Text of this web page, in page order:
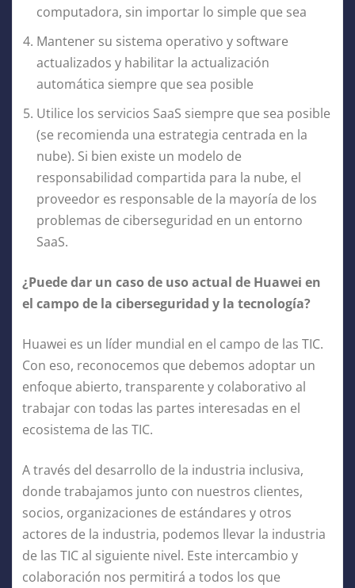
computadora, sin importar lo simple que sea
Mantener su sistema operativo y software
actualizados y habilitar la actualización
automática siempre que sea posible
Utilice los servicios SaaS siempre que sea posible
(se recomienda una estrategia centrada en la
nube). Si bien existe un modelo de
responsabilidad compartida para la nube, el
proveedor es responsable de la mayoría de los
problemas de ciberseguridad en un entorno
SaaS.
¿Puede dar un caso de uso actual de Huawei en
el campo de la ciberseguridad y la tecnología?
Huawei es un líder mundial en el campo de las TIC.
Con eso, reconocemos que debemos adoptar un
enfoque abierto, transparente y colaborativo al
trabajar con todas las partes interesadas en el
ecosistema de las TIC.
A través del desarrollo de la industria inclusiva,
donde trabajamos junto con nuestros clientes,
socios, organizaciones de estándares y otros
actores de la industria, podemos llevar la industria
de las TIC al siguiente nivel. Este intercambio y
colaboración nos permitirá a todos los que